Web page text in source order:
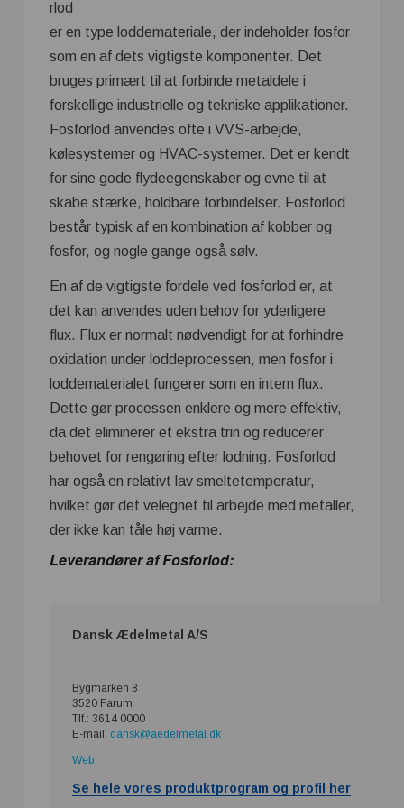
rlod
er en type loddemateriale, der indeholder fosfor
som en af dets vigtigste komponenter. Det
bruges primært til at forbinde metaldele i
forskellige industrielle og tekniske applikationer.
Fosforlod anvendes ofte i VVS-arbejde,
kølesystemer og HVAC-systemer. Det er kendt
for sine gode flydeegenskaber og evne til at
skabe stærke, holdbare forbindelser. Fosforlod
består typisk af en kombination af kobber og
fosfor, og nogle gange også sølv.
En af de vigtigste fordele ved fosforlod er, at
det kan anvendes uden behov for yderligere
flux. Flux er normalt nødvendigt for at forhindre
oxidation under loddeprocessen, men fosfor i
loddematerialet fungerer som en intern flux.
Dette gør processen enklere og mere effektiv,
da det eliminerer et ekstra trin og reducerer
behovet for rengøring efter lodning. Fosforlod
har også en relativt lav smeltetemperatur,
hvilket gør det velegnet til arbejde med metaller,
der ikke kan tåle høj varme.
Leverandører af Fosforlod:
Dansk Ædelmetal A/S
Bygmarken 8
3520 Farum
Tlf.: 3614 0000
E-mail: dansk@aedelmetal.dk
Web
Se hele vores produktprogram og profil her